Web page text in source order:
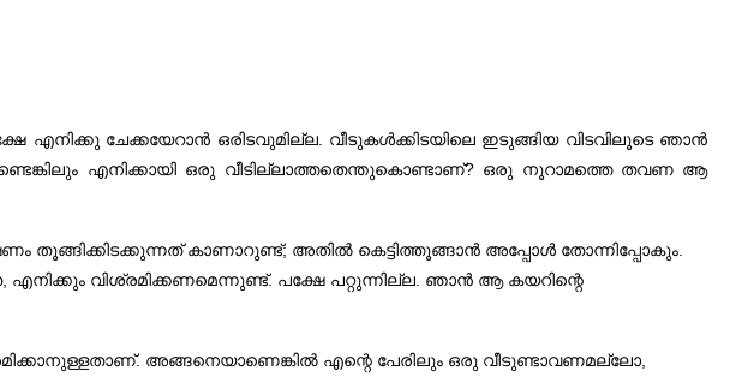
ചേക്കയേറാൻ ഒരിടവുമില്ല. വീടുകൾക്കിടയിലെ ഇടുങ്ങിയ വിടവിലൂടെ ഞാൻ
എനിക്കായി ഒരു വീടില്ലാത്തതെന്തുകൊണ്ടാണ്‌? ഒരു നൂറാമത്തെ തവണ ആ
കാണാറുണ്ട്; അതിൽ കെട്ടിത്തൂങ്ങാൻ അപ്പോൾ തോന്നിപ്പോകും.
വിശ്രമിക്കണമെന്നുണ്ട്. പക്ഷേ പറ്റുന്നില്ല. ഞാൻ ആ കയറിന്റെ
അങ്ങനെയാണെങ്കിൽ എന്റെ പേരിലും ഒരു വീടുണ്ടാവണമല്ലോ,